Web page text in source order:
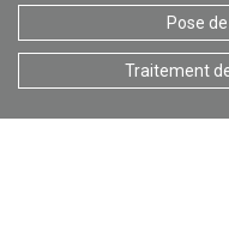
Pose
Traitement